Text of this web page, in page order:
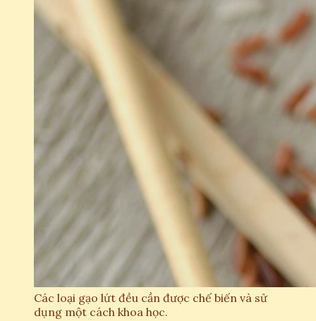
Các loại gạo lứt đều cần được chế biến và sử
dụng một cách khoa học.